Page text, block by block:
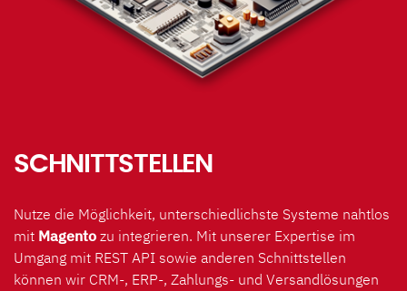
SCHNITTSTELLEN
Nutze die Möglichkeit, unterschiedlichste Systeme nahtlos
mit Magento zu integrieren. Mit unserer Expertise im
Umgang mit REST API sowie anderen Schnittstellen
können wir CRM-, ERP-, Zahlungs- und Versandlösungen